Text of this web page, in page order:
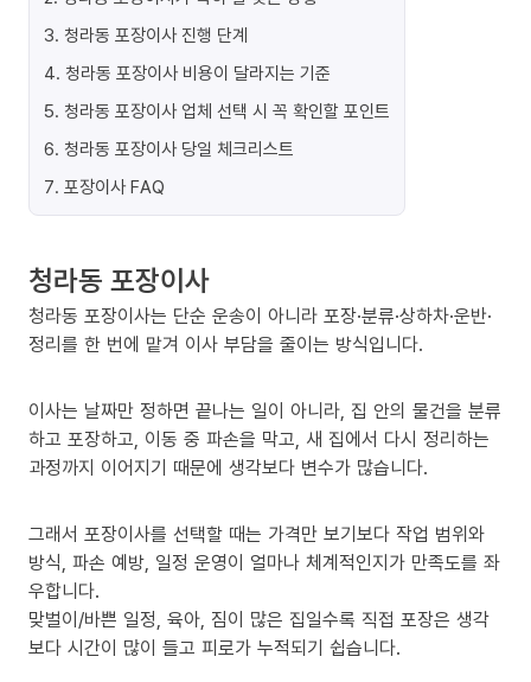
3. 청라동 포장이사 진행 단계
4. 청라동 포장이사 비용이 달라지는 기준
5. 청라동 포장이사 업체 선택 시 꼭 확인할 포인트
6. 청라동 포장이사 당일 체크리스트
7. 포장이사 FAQ
청라동 포장이사
청라동 포장이사는 단순 운송이 아니라 포장·분류·상하차·운반·
정리를 한 번에 맡겨 이사 부담을 줄이는 방식입니다.
이사는 날짜만 정하면 끝나는 일이 아니라, 집 안의 물건을 분류
하고 포장하고, 이동 중 파손을 막고, 새 집에서 다시 정리하는
과정까지 이어지기 때문에 생각보다 변수가 많습니다.
그래서 포장이사를 선택할 때는 가격만 보기보다 작업 범위와
방식, 파손 예방, 일정 운영이 얼마나 체계적인지가 만족도를 좌
우합니다.
맞벌이/바쁜 일정, 육아, 짐이 많은 집일수록 직접 포장은 생각
보다 시간이 많이 들고 피로가 누적되기 쉽습니다.